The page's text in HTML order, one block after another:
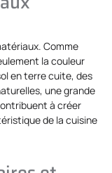
Comme
la couleur
en terre cuite, des
une grande
à créer
de la cuisine